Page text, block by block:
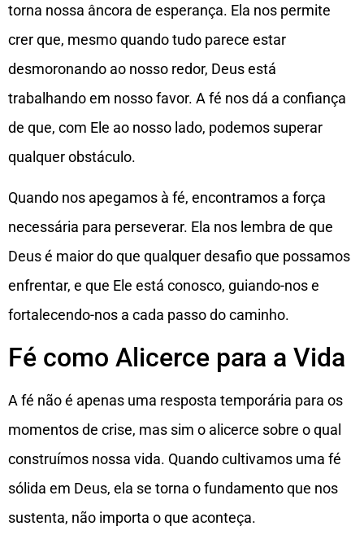
torna nossa âncora de esperança. Ela nos permite
crer que, mesmo quando tudo parece estar
desmoronando ao nosso redor, Deus está
trabalhando em nosso favor. A fé nos dá a confiança
de que, com Ele ao nosso lado, podemos superar
qualquer obstáculo.
Quando nos apegamos à fé, encontramos a força
necessária para perseverar. Ela nos lembra de que
Deus é maior do que qualquer desafio que possamos
enfrentar, e que Ele está conosco, guiando-nos e
fortalecendo-nos a cada passo do caminho.
Fé como Alicerce para a Vida
A fé não é apenas uma resposta temporária para os
momentos de crise, mas sim o alicerce sobre o qual
construímos nossa vida. Quando cultivamos uma fé
sólida em Deus, ela se torna o fundamento que nos
sustenta, não importa o que aconteça.